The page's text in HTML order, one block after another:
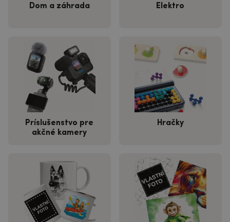
Dom a záhrada Elektro
Príslušenstvo pre
akčné kamery
Hračky